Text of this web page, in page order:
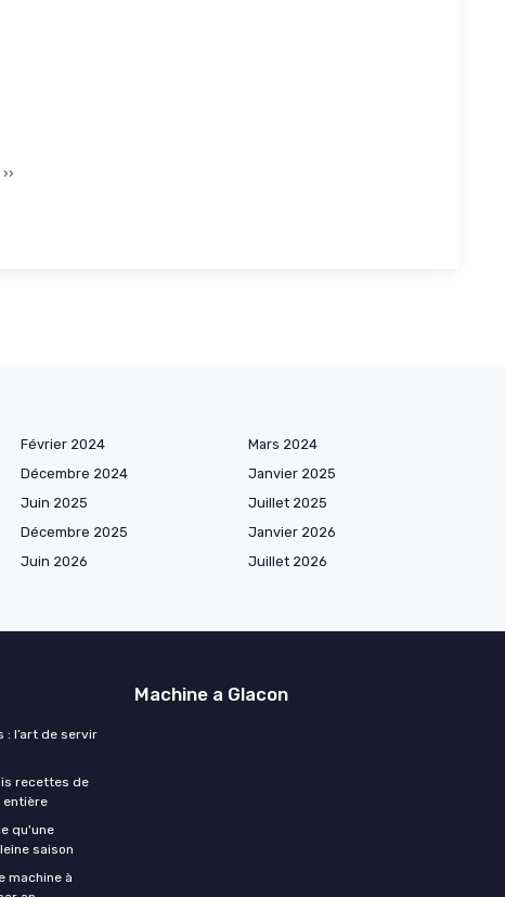
››
Février 2024
Mars 2024
Décembre 2024
Janvier 2025
Juin 2025
Juillet 2025
Décembre 2025
Janvier 2026
Juin 2026
Juillet 2026
: l’art de servir
recettes de
entière
qu'une
saison
machine à
Machine a Glacon